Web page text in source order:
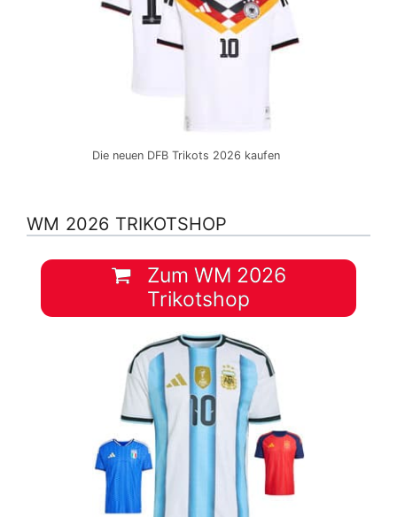
Die neuen DFB Trikots 2026 kaufen
WM 2026 TRIKOTSHOP
Zum WM 2026
Trikotshop